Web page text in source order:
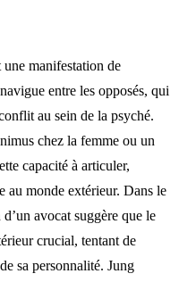
manifestation de
entre les opposés, qui
au sein de la psyché.
chez la femme ou un
capacité à articuler,
au monde extérieur. Dans le
avocat suggère que le
crucial, tentant de
sa personnalité. Jung